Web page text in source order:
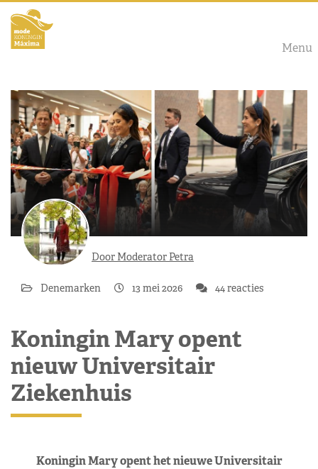
Menu
Door Moderator Petra
Denemarken 13 mei 2026 44 reacties
Koningin Mary opent
nieuw Universitair
Ziekenhuis
Koningin Mary opent het nieuwe Universitair